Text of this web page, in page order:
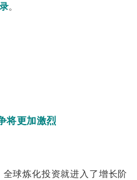
。
将更加激烈
球炼化投资就进入了增长阶